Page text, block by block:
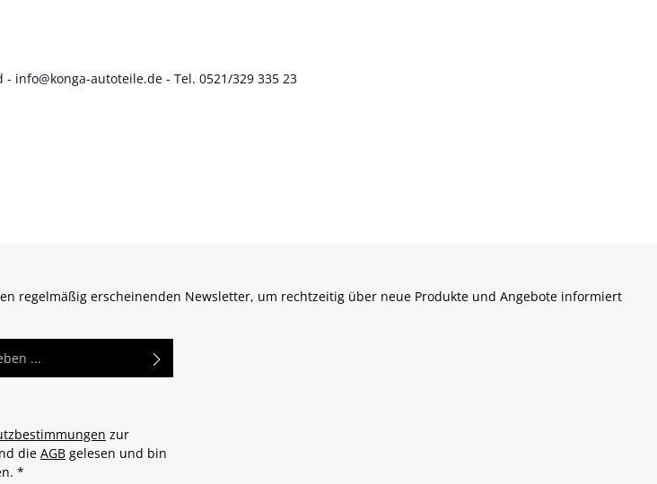
info@konga-autoteile.de - Tel. 0521/329 335 23
regelmäßig erscheinenden Newsletter, um rechtzeitig über neue Produkte und Angebote informiert
zur
die AGBgelesen und bin
*